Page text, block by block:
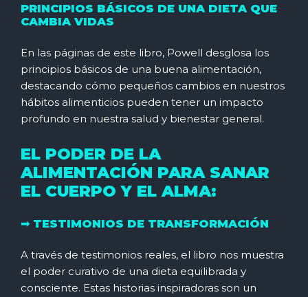
PRINCIPIOS BÁSICOS DE UNA DIETA QUE
CAMBIA VIDAS
En las páginas de este libro, Powell desglosa los
principios básicos de una buena alimentación,
destacando cómo pequeños cambios en nuestros
hábitos alimenticios pueden tener un impacto
profundo en nuestra salud y bienestar general.
EL PODER DE LA
ALIMENTACIÓN PARA SANAR
EL CUERPO Y EL ALMA:
➟ TESTIMONIOS DE TRANSFORMACIÓN
A través de testimonios reales, el libro nos muestra
el poder curativo de una dieta equilibrada y
consciente. Estas historias inspiradoras son un